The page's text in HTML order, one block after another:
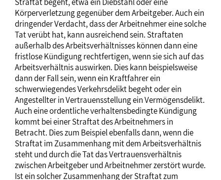
Körperverletzung gegenüber dem Arbeitgeber. Auch ein
dringender Verdacht, dass der Arbeitnehmer eine solche
Tat verübt hat, kann ausreichend sein. Straftaten
außerhalb des Arbeitsverhältnisses können dann eine
fristlose Kündigung rechtfertigen, wenn sie sich auf das
Arbeitsverhältnis auswirken. Dies kann beispielsweise
dann der Fall sein, wenn ein Kraftfahrer ein
schwerwiegendes Verkehrsdelikt begeht oder ein
Angestellter in Vertrauensstellung ein Vermögensdelikt.
Auch eine ordentliche verhaltensbedingte Kündigung
kommt bei einer Straftat des Arbeitnehmers in
Betracht. Dies zum Beispiel ebenfalls dann, wenn die
Straftat im Zusammenhang mit dem Arbeitsverhältnis
steht und durch die Tat das Vertrauensverhältnis
zwischen Arbeitgeber und Arbeitnehmer zerstört wurde.
Ist ein solcher Zusammenhang der Straftat zum